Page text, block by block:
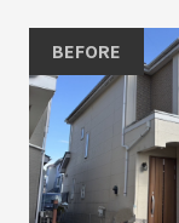
BEFORE